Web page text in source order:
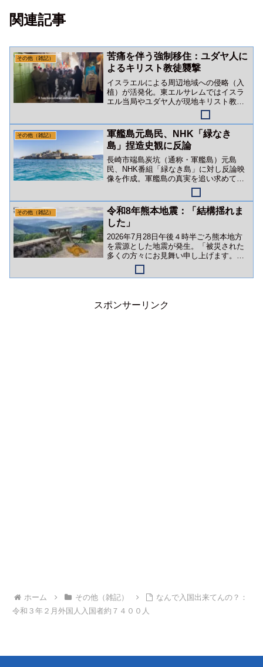
関連記事
その他（雑記）
苦痛を伴う強制移住：ユダヤ人に
よるキリスト教徒襲撃
イスラエルによる周辺地域への侵略（入
植）が活発化。東エルサレムではイスラ
エル当局やユダヤ人が現地キリスト教徒
を襲撃。ありとあらゆる嫌がらせを繰り
返し「苦痛を伴う強制移住」作戦を展開
しているようです。
その他（雑記）
軍艦島元島民、NHK「緑なき
島」捏造史観に反論
長崎市端島炭坑（通称・軍艦島）元島
民、NHK番組「緑なき島」に対し反論映
像を作成。軍艦島の真実を追い求めて～
報道の噓と戦い続ける元島民たち～
その他（雑記）
令和8年熊本地震：「結構揺れま
した」
2026年7月28日午後４時半ごろ熊本地方
を震源とした地震が発生。「被災された
多くの方々にお見舞い申し上げます。」
幸い、タヌキ一家には被害はありません
でした。
スポンサーリンク
ホーム その他（雑記）
なんで入国出来てんの？：
令和３年２月外国人入国者約７４００人